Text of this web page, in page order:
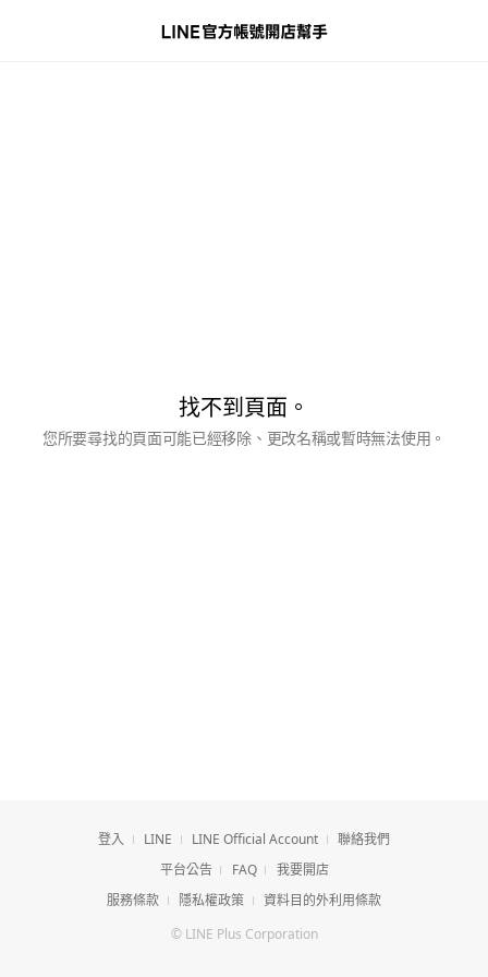
找不到頁面。
您所要尋找的頁面可能已經移除、更改名稱或暫時無法使用。
登入 LINE LINE Official Account
聯絡我們
平台公告
FAQ
我要開店
服務條款
隱私權政策
資料目的外利用條款
© LINE Plus Corporation